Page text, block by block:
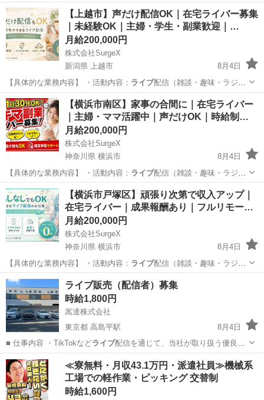
【上越市】声だけ配信OK｜在宅ライバー募集
｜未経験OK｜主婦・学生・副業歓迎｜…
月給200,000円
株式会社SurgeX
新潟県 上越市
8月4日
【具体的な業務内容】 ・活動内容： ライブ配信（雑談・趣味・ラジオ
配信など）、ス…
新潟 上越市 その他 ライバー
【横浜市南区】家事の合間に｜在宅ライバー
｜主婦・ママ活躍中｜声だけOK｜時給制…
月給200,000円
株式会社SurgeX
神奈川県 横浜市
8月4日
【具体的な業務内容】 ・活動内容： ライブ配信（雑談・趣味・ラジオ
配信など）、ス…
神奈川 横浜市 その他 ライバー
【横浜市戸塚区】頑張り次第で収入アップ｜
在宅ライバー｜成果報酬あり｜フルリモー…
月給200,000円
株式会社SurgeX
神奈川県 横浜市
8月4日
【具体的な業務内容】 ・活動内容： ライブ配信（雑談・趣味・ラジオ
配信など）、ス…
神奈川 横浜市 その他 ライバー
ライブ販売（配信者）募集
時給1,800円
嵩達株式会社
東京都 高島平駅
8月4日
■ 仕事内容 ・TikTokなどライブ配信を通じて、当社が取り扱う優良製
品や…
東京 板橋区 高島平駅 その他 ライブ
≪寮無料・月収43.1万円・派遣社員≫機械系
工場での軽作業・ピッキング 交替制
時給1,600円